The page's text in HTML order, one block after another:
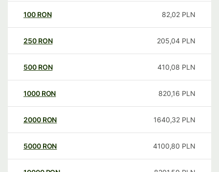
100 RON 82,02 PLN
250 RON 205,04 PLN
500 RON 410,08 PLN
1000 RON 820,16 PLN
2000 RON 1640,32 PLN
5000 RON 4100,80 PLN